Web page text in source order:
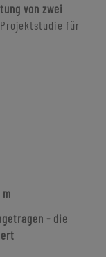
von zwei
für
m
- die